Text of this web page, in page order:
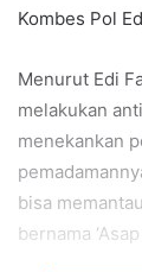
Kombes Pol
Menurut Edi
melakukan
menekankan
bisa
bernama